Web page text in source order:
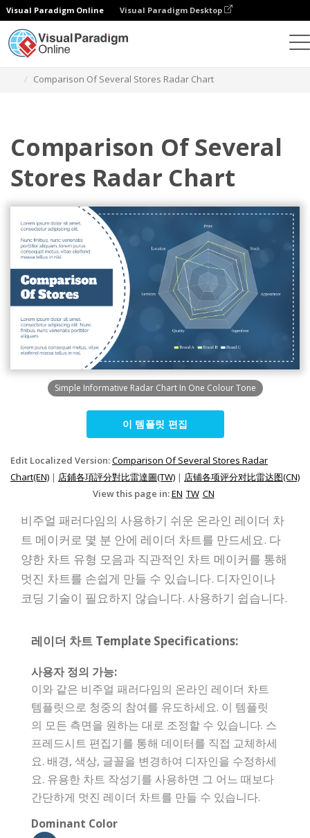
Visual Paradigm Online Visual Paradigm Desktop
Comparison Of Several Stores Radar Chart
Comparison Of Several
Stores Radar Chart
Simple Informative Radar Chart In One Colour Tone
이 템플릿 편집
Edit Localized Version:Comparison Of Several Stores Radar
Chart(EN) | 店鋪各項評分對比雷達圖(TW) | 店铺各项评分对比雷达图(CN)
View this page in:EN TW CN
비주얼 패러다임의 사용하기 쉬운 온라인 레이더 차
트 메이커로 몇 분 안에 레이더 차트를 만드세요. 다
양한 차트 유형 모음과 직관적인 차트 메이커를 통해
멋진 차트를 손쉽게 만들 수 있습니다. 디자인이나
코딩 기술이 필요하지 않습니다. 사용하기 쉽습니다.
레이더 차트 Template Specifications:
사용자 정의 가능:
이와 같은 비주얼 패러다임의 온라인 레이더 차트
템플릿으로 청중의 참여를 유도하세요. 이 템플릿
의 모든 측면을 원하는 대로 조정할 수 있습니다. 스
프레드시트 편집기를 통해 데이터를 직접 교체하세
요. 배경, 색상, 글꼴을 변경하여 디자인을 수정하세
요. 유용한 차트 작성기를 사용하면 그 어느 때보다
간단하게 멋진 레이더 차트를 만들 수 있습니다.
Dominant Color